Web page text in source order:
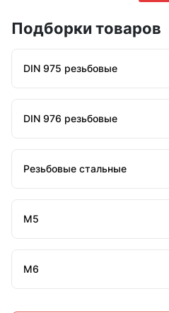
Подборки товаров
DIN 975 резьбовые
DIN 976 резьбовые
Резьбовые стальные
М5
М6